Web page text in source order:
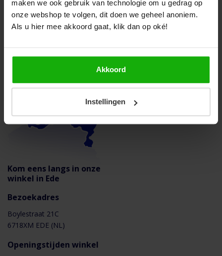
maken we ook gebruik van technologie om u gedrag op
onze webshop te volgen, dit doen we geheel anoniem.
Als u hier mee akkoord gaat, klik dan op oké!
Akkoord
Instellingen
Handleiding & Technische specificaties
Ubbink Aerfoam - Installation instructions
Bezoek onze winkel
Snelle levering binnen Nederland en België
Kom eens langs in onze
winkel in Ede
Bezoekadres
Boylestraat 21C
6718XM EDE (NL)
Openingstijden winkel